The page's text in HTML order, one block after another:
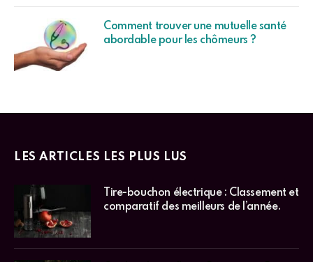
Comment trouver une mutuelle santé
abordable pour les chômeurs ?
LES ARTICLES LES PLUS LUS
Tire-bouchon électrique : Classement et
comparatif des meilleurs de l’année.